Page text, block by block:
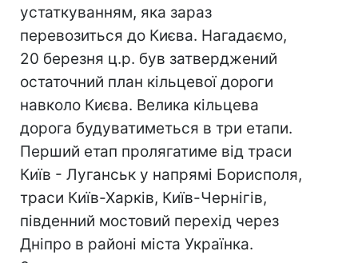
устаткуванням, яка зараз
перевозиться до Києва. Нагадаємо,
20 березня ц.р. був затверджений
остаточний план кільцевої дороги
навколо Києва. Велика кільцева
дорога будуватиметься в три етапи.
Перший етап пролягатиме від траси
Київ - Луганськ у напрямі Борисполя,
траси Київ-Харків, Київ-Чернігів,
південний мостовий перехід через
Дніпро в районі міста Українка.